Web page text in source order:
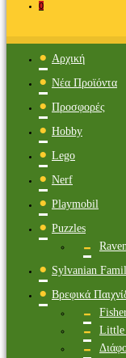
0
Αρχική
Νέα Προϊόντα
Προσφορές
Hobby
Lego
Nerf
Playmobil
Puzzles
Sylvanian
Βρεφικά
Little